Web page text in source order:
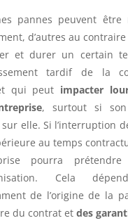
pannes peuvent être
d’autres au
et durer un certain
tardif de la
qui peut impacter
, surtout si son
sur elle. Si l’interruption
au temps
pourra
Cela
de l’origine de la
du contrat etdes